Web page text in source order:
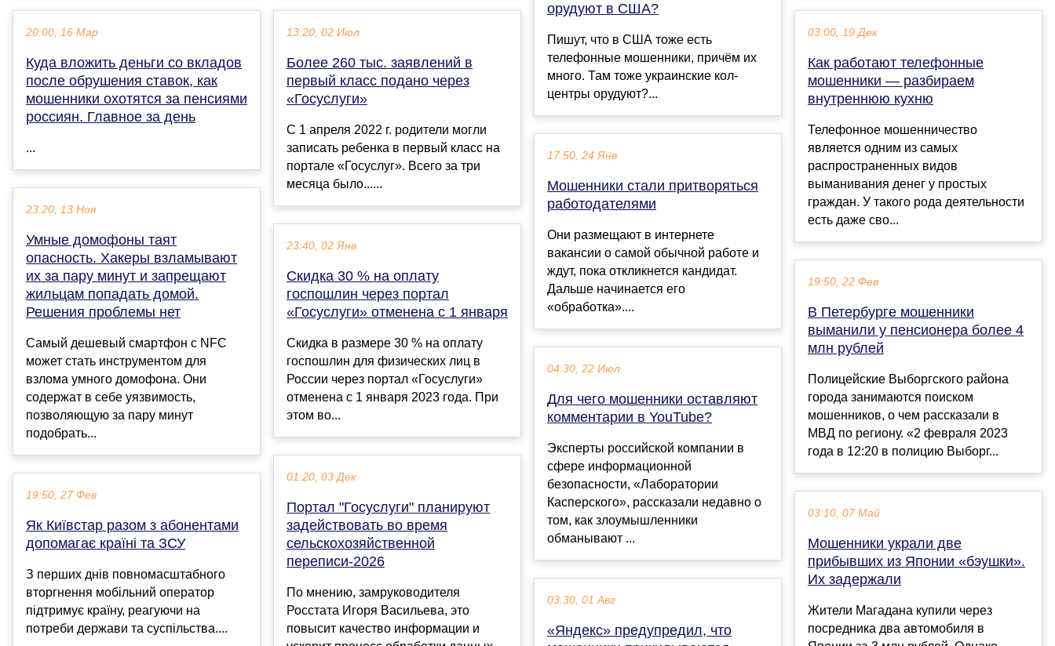
20:00, 16 Мар
Куда вложить деньги со вкладов
после обрушения ставок, как
мошенники охотятся за пенсиями
россиян. Главное за день
...
23:20, 13 Ноя
Умные домофоны таят
опасность. Хакеры взламывают
их за пару минут и запрещают
жильцам попадать домой.
Решения проблемы нет
Самый дешевый смартфон с NFC
может стать инструментом для
взлома умного домофона. Они
содержат в себе уязвимость,
позволяющую за пару минут
подобрать...
19:50, 27 Фев
Як Київстар разом з абонентами
допомагає країні та ЗСУ
З перших днів повномасштабного
вторгнення мобільний оператор
підтримує країну, реагуючи на
потреби держави та суспільства....
13:20, 02 Июл
Более 260 тыс. заявлений в
первый класс подано через
«Госуслуги»
С 1 апреля 2022 г. родители могли
записать ребенка в первый класс на
портале «Госуслуг». Всего за три
месяца было......
23:40, 02 Янв
Скидка 30 % на оплату
госпошлин через портал
«Госуслуги» отменена с 1 января
Скидка в размере 30 % на оплату
госпошлин для физических лиц в
России через портал «Госуслуги»
отменена с 1 января 2023 года. При
этом во...
01:20, 03 Дек
Портал "Госуслуги" планируют
задействовать во время
сельскохозяйственной
переписи-2026
По мнению, замруководителя
Росстата Игоря Васильева, это
повысит качество информации и
орудуют в США?
Пишут, что в США тоже есть
телефонные мошенники, причём их
много. Там тоже украинские кол-
центры орудуют?...
17:50, 24 Янв
Мошенники стали притворяться
работодателями
Они размещают в интернете
вакансии о самой обычной работе и
ждут, пока откликнется кандидат.
Дальше начинается его
«обработка»....
04:30, 22 Июл
Для чего мошенники оставляют
комментарии в YouTube?
Эксперты российской компании в
сфере информационной
безопасности, «Лаборатории
Касперского», рассказали недавно о
том, как злоумышленники
обманывают ...
03:30, 01 Авг
«Яндекс» предупредил, что
03:00, 19 Дек
Как работают телефонные
мошенники — разбираем
внутреннюю кухню
Телефонное мошенничество
является одним из самых
распространенных видов
выманивания денег у простых
граждан. У такого рода деятельности
есть даже сво...
19:50, 22 Фев
В Петербурге мошенники
выманили у пенсионера более 4
млн рублей
Полицейские Выборгского района
города занимаются поиском
мошенников, о чем рассказали в
МВД по региону. «2 февраля 2023
года в 12:20 в полицию Выборг...
03:10, 07 Май
Мошенники украли две
прибывших из Японии «бэушки».
Их задержали
Жители Магадана купили через
посредника два автомобиля в